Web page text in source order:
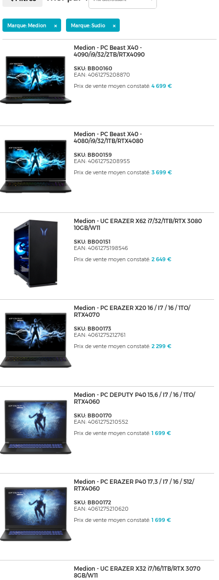
Marque: Medion × Marque: Sudio ×
Medion - PC Beast X40 -
4090/i9/32/2TB/RTX4090
SKU: BB00160
EAN: 4061275208870
Prix de vente moyen constaté: 4 699 €
Medion - PC Beast X40 -
4080/i9/32/1TB/RTX4080
SKU: BB00159
EAN: 4061275208955
Prix de vente moyen constaté: 3 699 €
Medion - UC ERAZER X62 i7/32/1TB/RTX 3080
10GB/W11
SKU: BB00151
EAN: 4061275198546
Prix de vente moyen constaté: 2 649 €
Medion - PC ERAZER X20 16 / I7 / 16 / 1TO/
RTX4070
SKU: BB00173
EAN: 4061275212761
Prix de vente moyen constaté: 2 299 €
Medion - PC DEPUTY P40 15,6 / I7 / 16 / 1TO/
RTX4060
SKU: BB00170
EAN: 4061275210552
Prix de vente moyen constaté: 1 699 €
Medion - PC ERAZER P40 17,3 / I7 / 16 / 512/
RTX4060
SKU: BB00172
EAN: 4061275210620
Prix de vente moyen constaté: 1 699 €
Medion - UC ERAZER X32 i7/16/1TB/RTX 3070
8GB/W11